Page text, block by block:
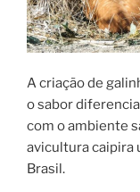
A criação de
o sabor
com o ambiente
avicultura caipira
Brasil.